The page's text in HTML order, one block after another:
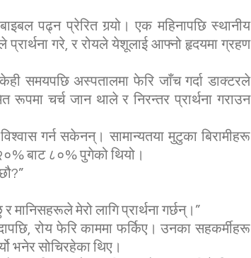
पढ्न प्रेरित गर्‍यो। एक महिनापछि स्थानीय
गरे, र रोयले येशूलाई आफ्नो हृदयमा ग्रहण
समयपछि अस्पतालमा फेरि जाँच गर्दा डाक्टरले
रूपमा चर्च जान थाले र निरन्तर प्रार्थना गराउन
गर्न सकेनन्। सामान्यतया मुटुका बिरामीहरू
बाट ८०% पुगेको थियो।
मेरो लागि प्रार्थना गर्छन्।”
रोय फेरि काममा फर्किए। उनका सहकर्मीहरू
भनेर सोचिरहेका थिए।